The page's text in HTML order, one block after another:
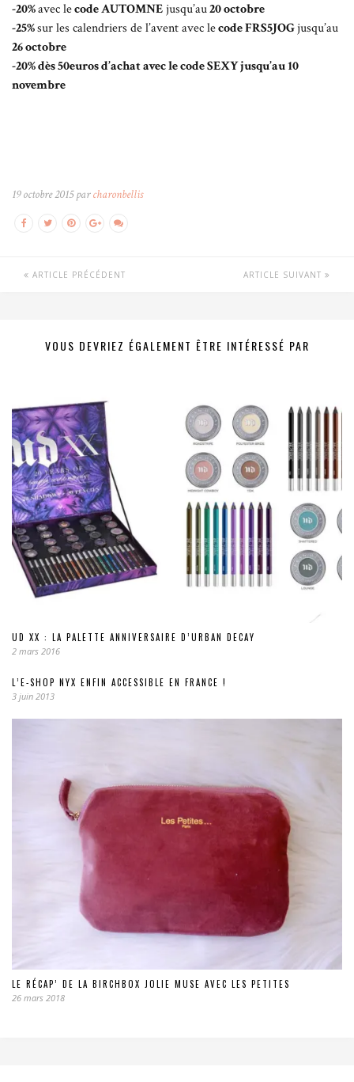
-20%avec lecode AUTOMNEjusqu’au20 octobre
-25%sur les calendriers de l’avent avec lecode FRS5JOGjusqu’au
26 octobre
-20% dès 50euros d’achat avec lecode SEXYjusqu’au10
novembre
19 octobre 2015 parcharonbellis
ARTICLE PRÉCÉDENT ARTICLE SUIVANT
VOUS DEVRIEZ ÉGALEMENT ÊTRE INTÉRESSÉ PAR
UD XX : LA PALETTE ANNIVERSAIRE D’URBAN DECAY
2 mars 2016
L’E-SHOP NYX ENFIN ACCESSIBLE EN FRANCE !
3 juin 2013
LE RÉCAP’ DE LA BIRCHBOX JOLIE MUSE AVEC LES PETITES
26 mars 2018